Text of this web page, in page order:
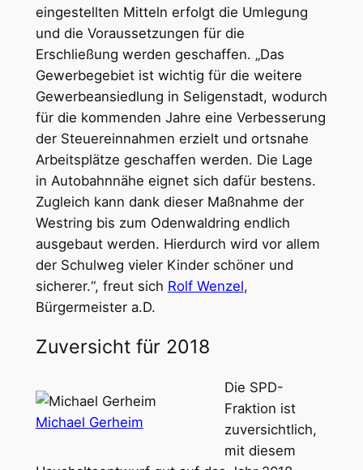
eingestellten Mitteln erfolgt die Umlegung
und die Voraussetzungen für die
Erschließung werden geschaffen. „Das
Gewerbegebiet ist wichtig für die weitere
Gewerbeansiedlung in Seligenstadt, wodurch
für die kommenden Jahre eine Verbesserung
der Steuereinnahmen erzielt und ortsnahe
Arbeitsplätze geschaffen werden. Die Lage
in Autobahnnähe eignet sich dafür bestens.
Zugleich kann dank dieser Maßnahme der
Westring bis zum Odenwaldring endlich
ausgebaut werden. Hierdurch wird vor allem
der Schulweg vieler Kinder schöner und
sicherer.“, freut sich Rolf Wenzel,
Bürgermeister a.D.
Zuversicht für 2018
Michael Gerheim
Die SPD-
Fraktion ist
zuversichtlich,
mit diesem